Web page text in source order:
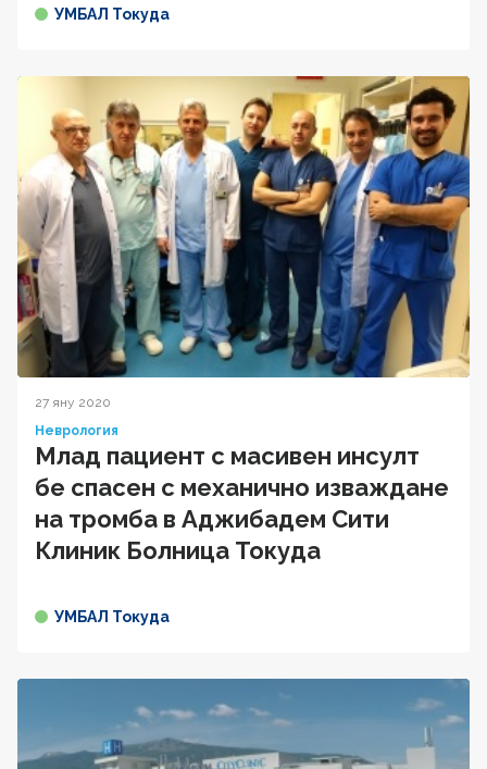
УМБАЛ Токуда
27 яну 2020
Неврология
Млад пациент с масивен инсулт
бе спасен с механично изваждане
на тромба в Аджибадем Сити
Клиник Болница Токуда
УМБАЛ Токуда